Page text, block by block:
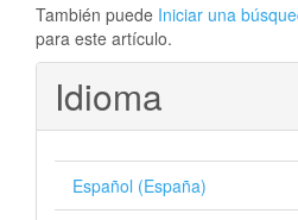
También puede Iniciar una
para este artículo.
Idioma
Español (España)